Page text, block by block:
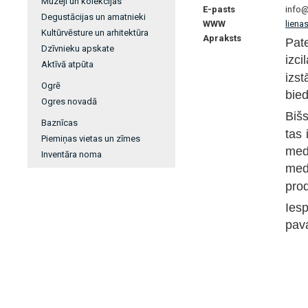
Degustācijas un amatnieki
Kultūrvēsture un arhitektūra
Dzīvnieku apskate
Aktīvā atpūta
Ogrē
Ogres novadā
Baznīcas
Piemiņas vietas un zīmes
Inventāra noma
E-pasts
WWW
Apraksts
tas